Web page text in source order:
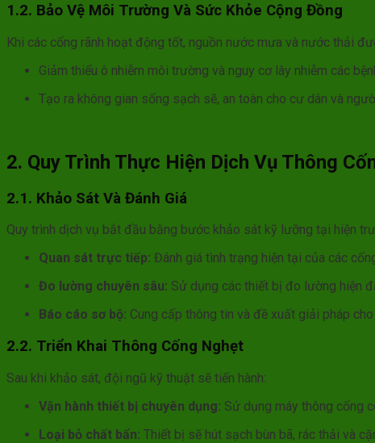
1.2. Bảo Vệ Môi Trường Và Sức Khỏe Cộng Đồng
Khi các cống rãnh hoạt động tốt, nguồn nước mưa và nước thải
Giảm thiểu ô nhiễm môi trường và nguy cơ lây nhiễm các
Tạo ra không gian sống sạch sẽ, an toàn cho cư dân và
2. Quy Trình Thực Hiện Dịch Vụ Thông
2.1. Khảo Sát Và Đánh Giá
Quy trình dịch vụ bắt đầu bằng bước khảo sát kỹ lưỡng tại hiện
Quan sát trực tiếp: Đánh giá tình trạng hiện tại của các
Đo lường chuyên sâu: Sử dụng các thiết bị đo lường hiện
Báo cáo sơ bộ: Cung cấp thông tin và đề xuất giải pháp
2.2. Triển Khai Thông Cống Nghẹt
Sau khi khảo sát, đội ngũ kỹ thuật sẽ tiến hành:
Vận hành thiết bị chuyên dụng: Sử dụng máy thông cống
Loại bỏ chất bẩn: Thiết bị sẽ hút sạch bùn bã, rác thải và